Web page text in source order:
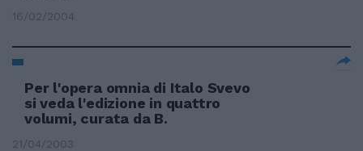
16/02/2004
Per l'opera omnia di Italo Svevo
si veda l'edizione in quattro
volumi, curata da B.
21/04/2003